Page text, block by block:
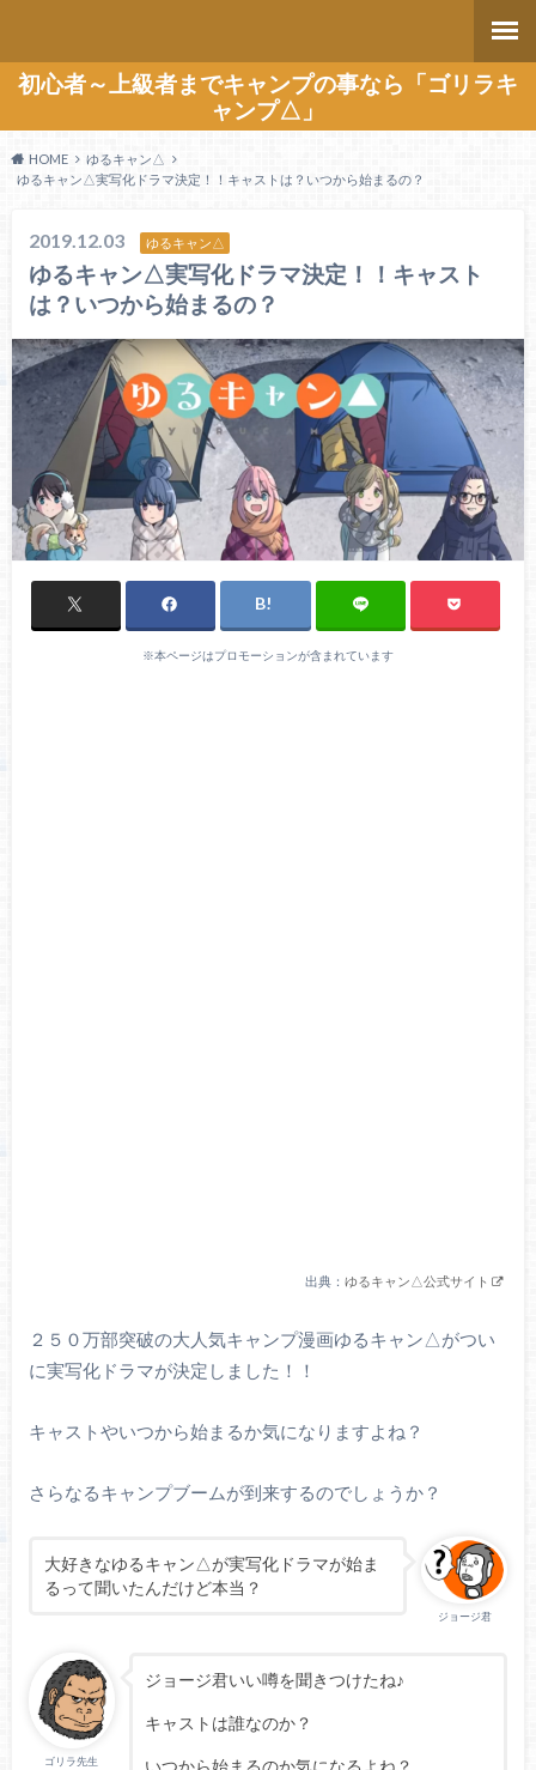
初心者～上級者までキャンプの事なら「ゴリラキ
ャンプ△」
HOME
ゆるキャン△
ゆるキャン△実写化ドラマ決定！！キャストは？いつから始まるの？
2019.12.03 ゆるキャン△
ゆるキャン△実写化ドラマ決定！！キャスト
は？いつから始まるの？
※本ページはプロモーションが含まれています
出典：ゆるキャン△公式サイト
２５０万部突破の大人気キャンプ漫画ゆるキャン△がつい
に実写化ドラマが決定しました！！
キャストやいつから始まるか気になりますよね？
さらなるキャンプブームが到来するのでしょうか？
ジョージ君
大好きなゆるキャン△が実写化ドラマが始ま
るって聞いたんだけど本当？
ゴリラ先生
ジョージ君いい噂を聞きつけたね♪
キャストは誰なのか？